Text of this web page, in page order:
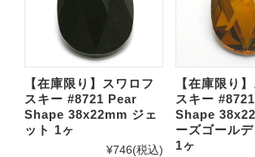
【在庫限り】スワロフ
スキー #8721 Pear
Shape 38x22mm ジェ
ット 1ヶ
¥746(税込)
【在庫限り
スキー
Shape
ーズゴール
1ヶ